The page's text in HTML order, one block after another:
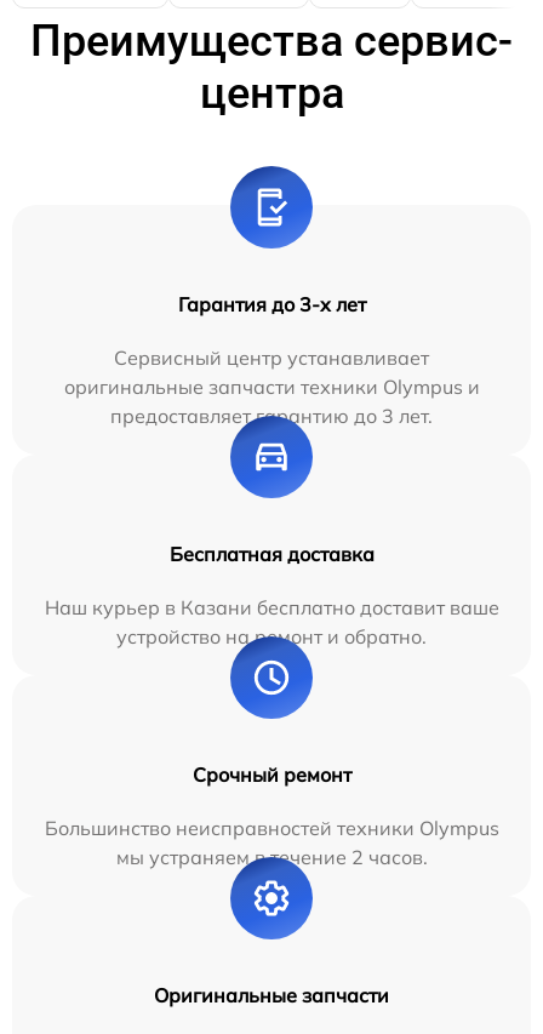
Преимущества сервис-
центра
Гарантия до 3-х лет
Сервисный центр устанавливает
оригинальные запчасти техники Olympus и
предоставляет гарантию до 3 лет.
Бесплатная доставка
Наш курьер в Казани бесплатно доставит ваше
устройство на ремонт и обратно.
Срочный ремонт
Большинство неисправностей техники Olympus
мы устраняем в течение 2 часов.
Оригинальные запчасти